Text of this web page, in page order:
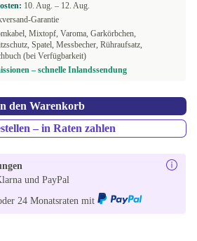
10. Aug. – 12. Aug.
Garantie
Mixtopf, Varoma, Garkörbchen,
Spatel, Messbecher, Rühraufsatz,
(bei Verfügbarkeit)
– schnelle Inlandssendung
den Warenkorb
– in Raten zahlen
und PayPal
24 Monatsraten mit